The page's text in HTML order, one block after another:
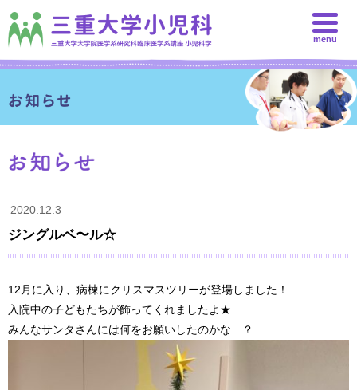
menu
2020.12.3
ジングルベ〜ル☆
12月に入り、病棟にクリスマスツリーが登場しました！
入院中の子どもたちが飾ってくれましたよ★
みんなサンタさんには何をお願いしたのかな…？